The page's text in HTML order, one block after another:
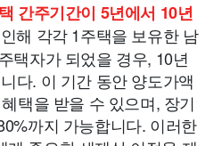
간주기간이 5년에서 10년
해 각각 1주택을 보유한 남
택자가 되었을 경우, 10년
다. 이 기간 동안 양도가액
택을 받을 수 있으며, 장기
까지 가능합니다. 이러한